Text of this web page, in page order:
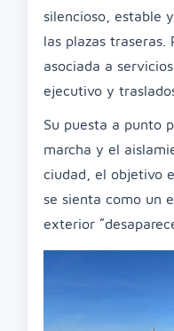
silencioso, estable
las plazas traseras.
asociada a
ejecutivo y
Su puesta a punto
marcha y el
ciudad, el objetivo
se sienta como un
exterior